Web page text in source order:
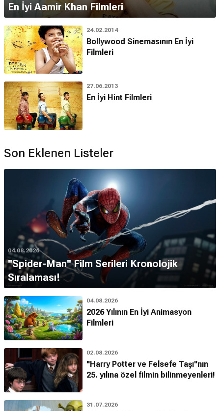
En İyi Aamir Khan Filmleri
24.02.2014
Bollywood Sinemasının En İyi
Filmleri
27.06.2013
En İyi Hint Filmleri
Son Eklenen Listeler
04.08.2026
''Spider-Man'' Film Serileri Kronolojik
Sıralaması!
04.08.2026
2026 Yılının En İyi Animasyon
Filmleri
02.08.2026
"Harry Potter ve Felsefe Taşı"nın
25. yılına özel filmin bilinmeyenleri!
31.07.2026